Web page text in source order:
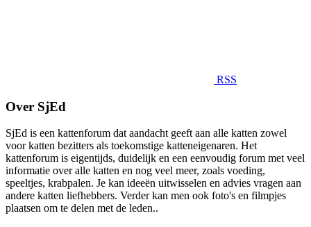
RSS
Over SjEd
SjEd is een kattenforum dat aandacht geeft aan alle katten zowel
voor katten bezitters als toekomstige katteneigenaren. Het
kattenforum is eigentijds, duidelijk en een eenvoudig forum met veel
informatie over alle katten en nog veel meer, zoals voeding,
speeltjes, krabpalen. Je kan ideeën uitwisselen en advies vragen aan
andere katten liefhebbers. Verder kan men ook foto's en filmpjes
plaatsen om te delen met de leden..